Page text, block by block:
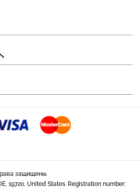
защищены.
19720, United States. Registration number: